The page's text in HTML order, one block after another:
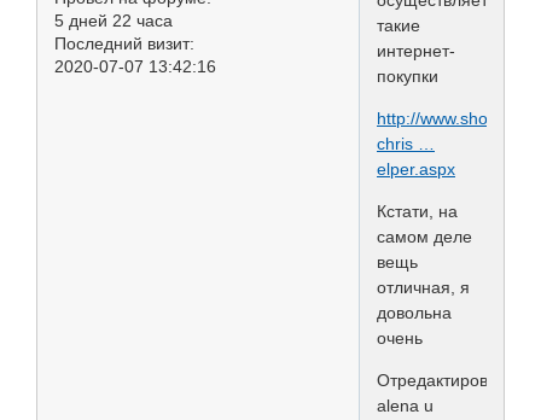
5 дней 22 часа
Последний визит:
2020-07-07 13:42:16
такие
интернет-
покупки
http://
chris …
elper.aspx
Кстати, на
самом деле
вещь
отличная, я
довольна
очень
Отредактировано
alena u